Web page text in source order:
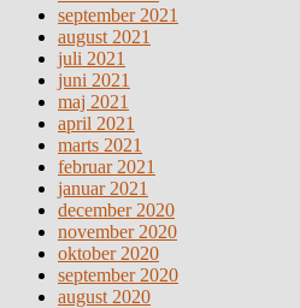
september 2021
august 2021
juli 2021
juni 2021
maj 2021
april 2021
marts 2021
februar 2021
januar 2021
december 2020
november 2020
oktober 2020
september 2020
august 2020